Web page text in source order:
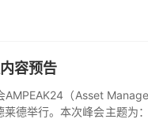
容预告
AMPEAK24（Asset
德举行。本次峰会主题为